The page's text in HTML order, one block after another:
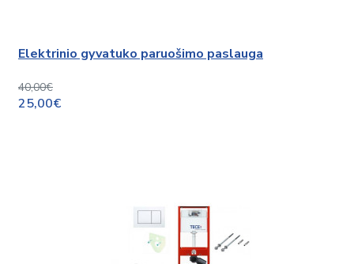
Elektrinio gyvatuko paruošimo paslauga
40,00€
25,00€